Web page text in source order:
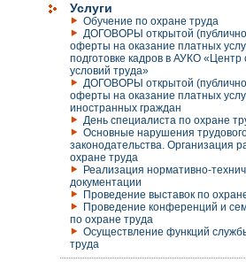
Услуги
Обучение по охране труда
ДОГОВОРЫ открытой
оферты на оказание платных
подготовке кадров в АУКО «Центр
условий труда»
ДОГОВОРЫ открытой
оферты на оказание платных
иностранных граждан
День специалиста по охране
Основные нарушения
законодательства. Организация
охране труда
Реализация нормативно-
документации
Проведение выставок по
Проведение конференций и
по охране труда
Осуществление функций
труда